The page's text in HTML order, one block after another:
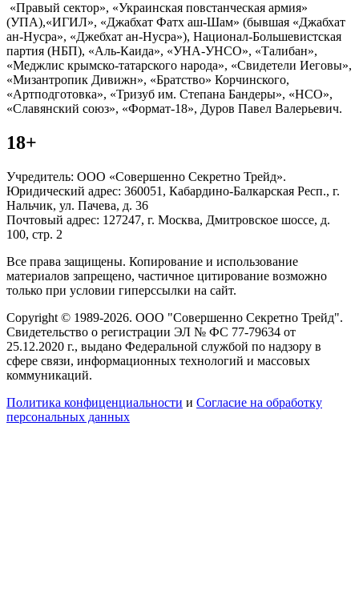
«Правый сектор», «Украинская повстанческая армия»
(УПА),«ИГИЛ», «Джабхат Фатх аш-Шам» (бывшая «Джабхат
ан-Нусра», «Джебхат ан-Нусра»), Национал-Большевистская
партия (НБП), «Аль-Каида», «УНА-УНСО», «Талибан»,
«Меджлис крымско-татарского народа», «Свидетели Иеговы»,
«Мизантропик Дивижн», «Братство» Корчинского,
«Артподготовка», «Тризуб им. Степана Бандеры», «НСО»,
«Славянский союз», «Формат-18», Дуров Павел Валерьевич.
18+
Учредитель: ООО «Совершенно Секретно Трейд».
Юридический адрес: 360051, Кабардино-Балкарская Респ., г.
Нальчик, ул. Пачева, д. 36
Почтовый адрес: 127247, г. Москва, Дмитровское шоссе, д.
100, стр. 2
Все права защищены. Копирование и использование
материалов запрещено, частичное цитирование возможно
только при условии гиперссылки на сайт.
Copyright © 1989-2026. ООО "Совершенно Секретно Трейд".
Свидетельство о регистрации ЭЛ № ФС 77-79634 от
25.12.2020 г., выдано Федеральной службой по надзору в
сфере связи, информационных технологий и массовых
коммуникаций.
Политика конфиценциальности и Согласие на обработку
персональных данных